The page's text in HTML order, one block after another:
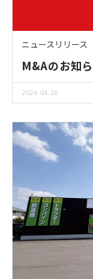
ニュースリリース
M&Aのお知
2026.04.26